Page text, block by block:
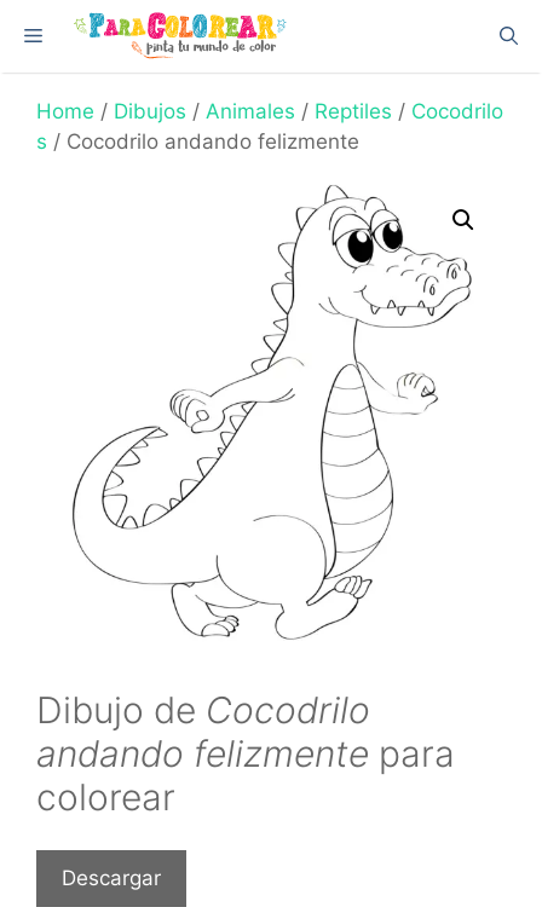
content
Menu
Home / Dibujos / Animales / Reptiles / Cocodrilo
s / Cocodrilo andando felizmente
Dibujo de Cocodrilo
andando felizmente para
colorear
Descargar